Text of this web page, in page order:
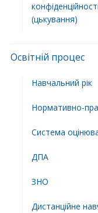
(цькування)
Освітній процес
Навчальний рік
Нормативно-
Система
ДПА
ЗНО
Дистанційне